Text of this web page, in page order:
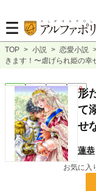
TOP > 小説 > 恋愛小説
きます！〜虐げられ姫の幸
恋愛 完結 長編 R18形
て
せ
蓮恭
お気に入